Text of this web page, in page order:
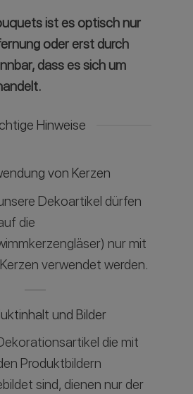
ist es optisch nur
oder erst durch
dass es sich um
Hinweise
von Kerzen
Dekoartikel dürfen
die
nur mit
verwendet werden.
und Bilder
die mit
Produktbildern
sind, dienen nur der